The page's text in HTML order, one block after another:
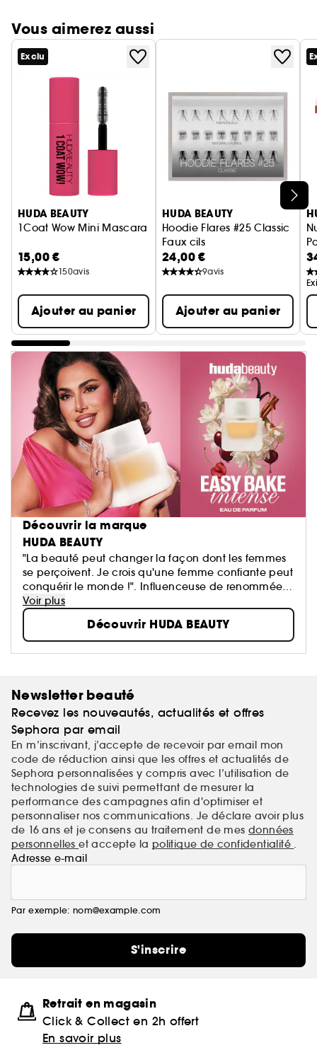
Vous aimerez aussi
Ignorer le carrousel produits
Exclu
HUDA BEAUTY
1Coat Wow Mini Mascara
15,00 €
150avis
Ajouter au panier
HUDA BEAUTY
Hoodie Flares #25 Classic
Faux cils
24,00 €
9avis
Ajouter au panier
Découvrir la marque
HUDA BEAUTY
"La beauté peut changer la façon dont les femmes
se perçoivent. Je crois qu'une femme confiante peut
conquérir le monde !". Influenceuse de renommée
mondiale basée à Dubai, Huda Kattan fonde en
2013 la marque Huda Beauty. Ce qui a commencé
comme une passion est aujourd'hui devenu un
succès international...
Voir plus
Découvrir HUDA BEAUTY
Newsletter beauté
Recevez les nouveautés, actualités et offres
Sephora par email
En m’inscrivant, j’accepte de recevoir par email mon
code de réduction ainsi que les offres et actualités de
Sephora personnalisées y compris avec l’utilisation de
technologies de suivi permettant de mesurer la
performance des campagnes afin d'optimiser et
personnaliser nos communications. Je déclare avoir plus
de 16 ans et je consens au traitement de mes données
personnelleset accepte la politique de confidentialité .
Adresse e-mail
Par exemple: nom@example.com
S'inscrire
Retrait en magasin
Click & Collect en 2h offert
En savoir plus